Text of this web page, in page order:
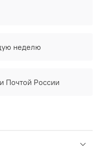
неделю
Почтой России